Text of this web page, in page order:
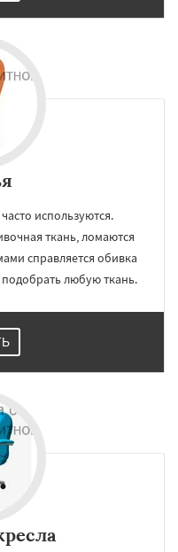
используются.
ткань, ломаются
справляется обивка
любую ткань.